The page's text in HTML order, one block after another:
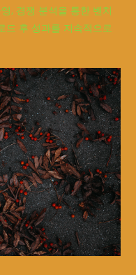
, 경쟁 분석을 통한 벤치
드 후 성과를 지속적으로